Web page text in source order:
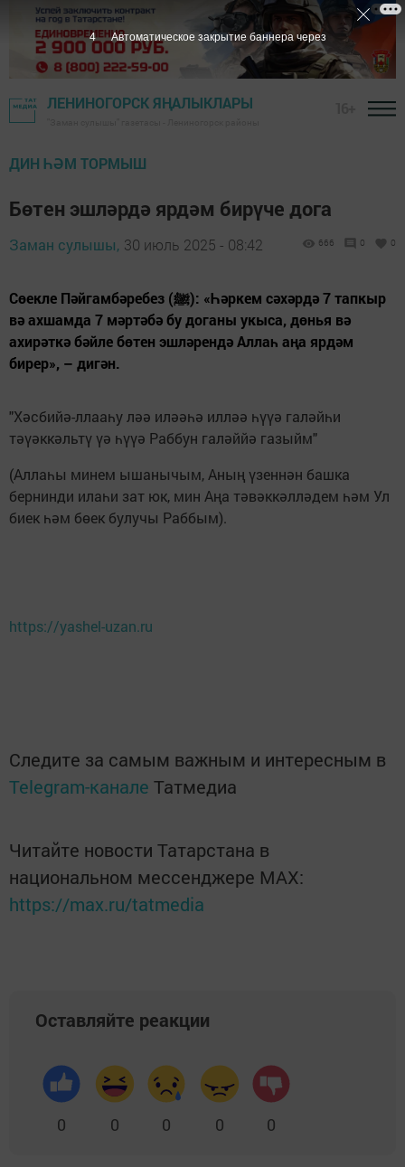
ЛЕНИНОГОРСК ЯҢАЛЫКЛАРЫ
ДИН ҺӘМ ТОРМЫШ
Бөтен эшләрдә ярдәм бирүче дога
Заман сулышы, 30 июль 2025 - 08:42 666 0 0
Сөекле Пәйгамбәребез (ﷺ): «Һәркем сәхәрдә 7 тапкыр
вә ахшамда 7 мәртәбә бу доганы укыса, дөнья вә
ахирәткә бәйле бөтен эшләрендә Аллаһ аңа ярдәм
бирер», – дигән.
"Хәсбийә-ллааһу ләә иләәһә илләә һүүә галәйһи
тәүәккәльтү үә һүүә Раббун галәййә газыйм"
(Аллаһы минем ышанычым, Аның үзеннән башка
бернинди илаһи зат юк, мин Аңа тәвәккәлләдем һәм Ул
биек һәм бөек булучы Раббым).
https://yashel-uzan.ru
Следите за самым важным и интересным в
Telegram-канале Татмедиа
Читайте новости Татарстана в
национальном мессенджере MАХ:
https://max.ru/tatmedia
Оставляйте реакции
0 0 0 0 0
2 Автоматическое закрытие баннера через